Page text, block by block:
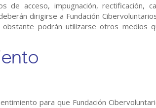
de acceso, impugnación, rectificación,
dirigirse a Fundación
obstante podrán utilizarse otros medios
para que Fundación